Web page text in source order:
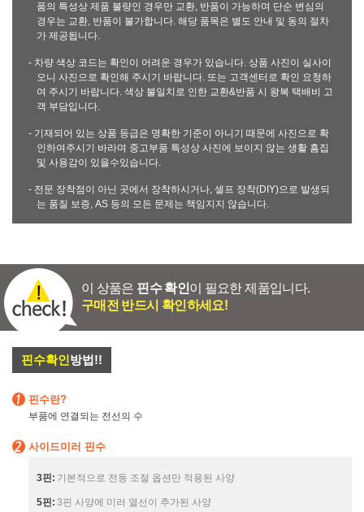
품의 특성상 제품 불량인 경우만 교환, 반품이 가능하며 단순 변심의
경우는 교환, 반품이 불가합니다. 해당 품목은 별도 안내 및 동의 절차
가 제공됩니다.
- 차량 색상 코드는 확인이 어려운 경우가 있습니다. 상품 사진이 실사이
오니 사진으로 확인해 주시기 바랍니다. 또는 고객센터로 확인 요청하
여 주시기 바랍니다. 색상 불일치로 인한 교환&반품 시 왕복 택배비 고
객 부담입니다.
- 기재되어 있는 상품 등급은 명확한 기준이 아니기 때문에 사진으로 확
인하여주시기 바라며 중고부품 특성상 사진에 보이지 않는 생활 흠집
및 사용감이 있을수있습니다.
- 전문 장착점이 아닌 곳에서 장착하시거나, 셀프 장착(DIY)으로 발생되
는 품질 보증, AS 등의 모든 문제는 책임지지 않습니다.
이 상품은 핀수 확인이 필요한 제품입니다.
구매전 반드시 확인하세요!
핀수확인방법!!
핀수란?
부품에 연결되는 전선의 수
사이드미러 핀수
3핀: 기본적으로 전동 조절 옵션만 적용된 사양
5핀: 3핀 사양에 미러 열선이 추가된 사양